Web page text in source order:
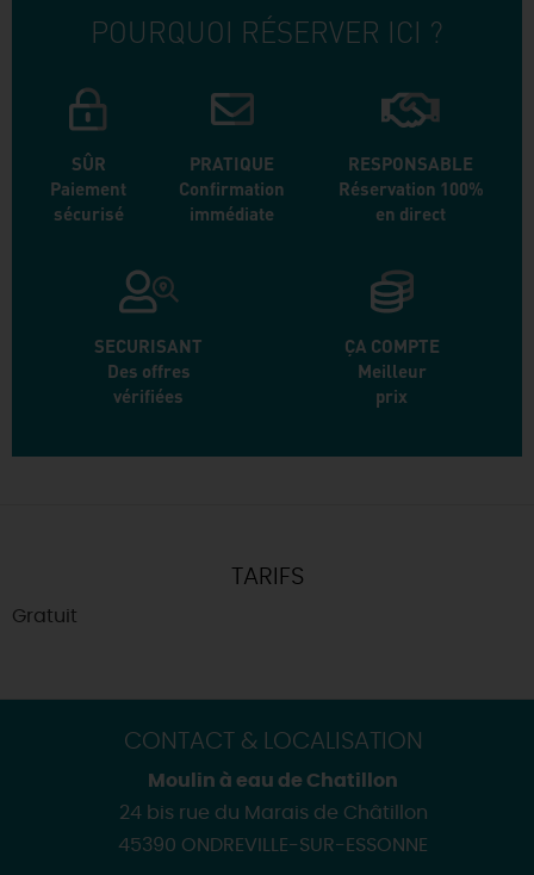
POURQUOI RÉSERVER ICI ?
SÛR
Paiement
sécurisé
PRATIQUE
Confirmation
immédiate
RESPONSABLE
Réservation 100%
en direct
SECURISANT
Des offres
vérifiées
ÇA COMPTE
Meilleur
prix
TARIFS
Gratuit
CONTACT & LOCALISATION
Moulin à eau de Chatillon
24 bis rue du Marais de Châtillon
45390 ONDREVILLE-SUR-ESSONNE